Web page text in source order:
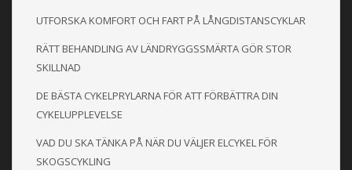
UTFORSKA KOMFORT OCH FART PÅ LÅNGDISTANSCYKLAR
RÄTT BEHANDLING AV LÄNDRYGGSSMÄRTA GÖR STOR
SKILLNAD
DE BÄSTA CYKELPRYLARNA FÖR ATT FÖRBÄTTRA DIN
CYKELUPPLEVELSE
VAD DU SKA TÄNKA PÅ NÄR DU VÄLJER ELCYKEL FÖR
SKOGSCYKLING